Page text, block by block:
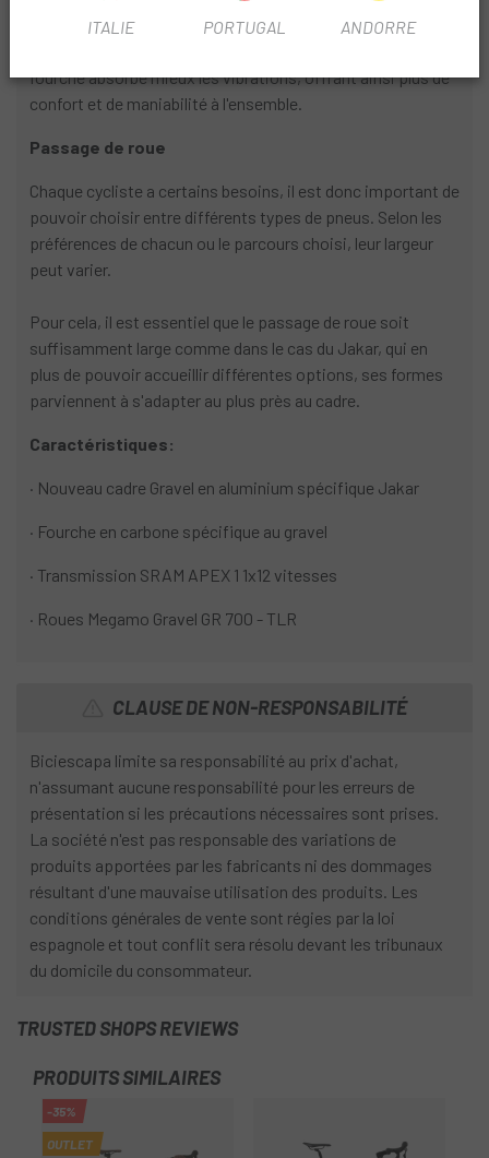
fourche absorbe mieux les vibrations, offrant ainsi plus de
confort et de maniabilité à l'ensemble.
Passage de roue
Chaque cycliste a certains besoins, il est donc important de
pouvoir choisir entre différents types de pneus. Selon les
préférences de chacun ou le parcours choisi, leur largeur
peut varier.
Pour cela, il est essentiel que le passage de roue soit
suffisamment large comme dans le cas du Jakar, qui en
plus de pouvoir accueillir différentes options, ses formes
parviennent à s'adapter au plus près au cadre.
Caractéristiques:
· Nouveau cadre Gravel en aluminium spécifique Jakar
· Fourche en carbone spécifique au gravel
· Transmission SRAM APEX 1 1x12 vitesses
· Roues Megamo Gravel GR 700 - TLR
CLAUSE DE NON-RESPONSABILITÉ
Biciescapa limite sa responsabilité au prix d'achat,
n'assumant aucune responsabilité pour les erreurs de
présentation si les précautions nécessaires sont prises.
La société n'est pas responsable des variations de
produits apportées par les fabricants ni des dommages
résultant d'une mauvaise utilisation des produits. Les
conditions générales de vente sont régies par la loi
espagnole et tout conflit sera résolu devant les tribunaux
du domicile du consommateur.
TRUSTED SHOPS REVIEWS
PRODUITS SIMILAIRES
-35%
OUTLET
ITALIE PORTUGAL ANDORRE